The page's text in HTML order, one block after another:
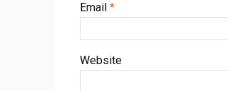
Email *
Website